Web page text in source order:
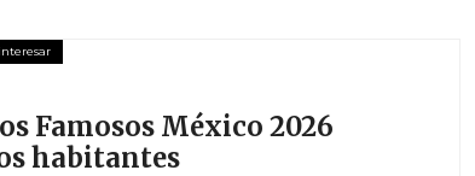
Famosos México 2026
habitantes